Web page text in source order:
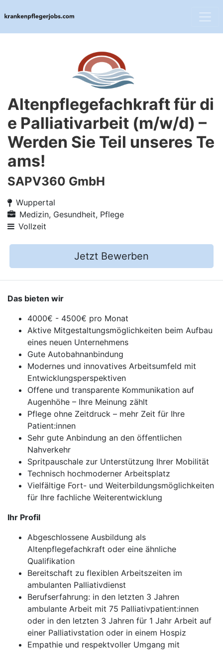
Altenpflegefachkraft für di
e Palliativarbeit (m/w/d) –
Werden Sie Teil unseres Te
ams!
SAPV360 GmbH
Wuppertal
Medizin, Gesundheit, Pflege
Vollzeit
Jetzt Bewerben
Das bieten wir
4000€ - 4500€ pro Monat
Aktive Mitgestaltungsmöglichkeiten beim Aufbau
eines neuen Unternehmens
Gute Autobahnanbindung
Modernes und innovatives Arbeitsumfeld mit
Entwicklungsperspektiven
Offene und transparente Kommunikation auf
Augenhöhe – Ihre Meinung zählt
Pflege ohne Zeitdruck – mehr Zeit für Ihre
Patient:innen
Sehr gute Anbindung an den öffentlichen
Nahverkehr
Spritpauschale zur Unterstützung Ihrer Mobilität
Technisch hochmoderner Arbeitsplatz
Vielfältige Fort- und Weiterbildungsmöglichkeiten
für Ihre fachliche Weiterentwicklung
Ihr Profil
Abgeschlossene Ausbildung als
Altenpflegefachkraft oder eine ähnliche
Qualifikation
Bereitschaft zu flexiblen Arbeitszeiten im
ambulanten Palliativdienst
Berufserfahrung: in den letzten 3 Jahren
ambulante Arbeit mit 75 Palliativpatient:innen
oder in den letzten 3 Jahren für 1 Jahr Arbeit auf
einer Palliativstation oder in einem Hospiz
Empathie und respektvoller Umgang mit